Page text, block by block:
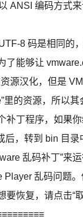
ANSI 编码方式
8 码是相同的
了能够让
源汉化，但是
的资源，所以其
补丁程序，如果
后，转到 bin 目
乱码补丁”来运
Player 乱码问题
恢复，请点击“取